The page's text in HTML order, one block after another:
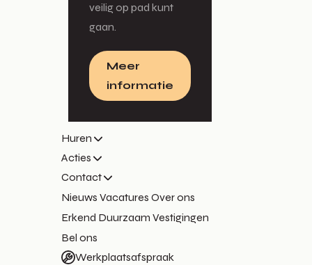
veilig op pad kunt
gaan.
Meer
informatie
Huren
Acties
Contact
Nieuws Vacatures Over ons
Erkend Duurzaam Vestigingen
Bel ons
Werkplaatsafspraak